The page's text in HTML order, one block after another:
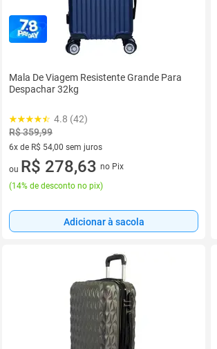
Mala De Viagem Resistente Grande Para
Despachar 32kg
4.8 (42)
R$ 359,99
6x de R$ 54,00 sem juros
6 vez de R$ 54,00 sem juros
ou R$ 278,63 no Pix
(14% de desconto no pix)
Adicionar à sacola